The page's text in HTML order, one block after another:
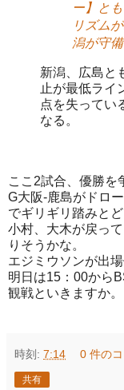
ー】と
リズム
潟が守
新潟、広島と
止が最低ライ
点を失ってい
なる。
ここ2試合、優勝を
G大阪-鹿島がドロ
でギリギリ踏みと
小村、大木が戻っ
りそうかな。
エジミウソンが出
明日は15：00から
観戦といきますか。
時刻: 7:14 0 件の
共有